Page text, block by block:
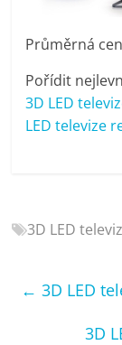
elektronika
porovnání
Elektro
notebooky,
kávovary,
Průměrná
Pořídit
3D LED
LED televize
3D LED
← 3D LED
3D